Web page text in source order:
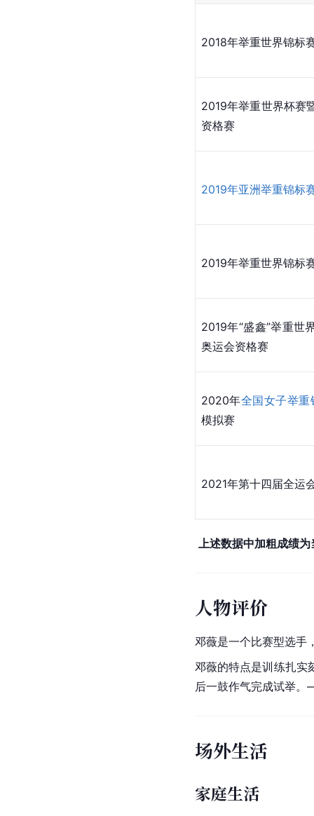
2018年举重世界锦标
2019年举重世界杯赛
资格赛
2019年亚洲举重锦标
2019年举重世界锦标
2019年“盛鑫”举重世
奥运会资格赛
2020年全国女子举重
模拟赛
2021年第十四届全运
上述数据中加粗成绩为
人物评价
邓薇是一个比赛型选
邓薇的特点是训练扎实
后一鼓作气完成试举
场外生活
家庭生活